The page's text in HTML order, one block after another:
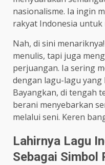
nasionalisme. Ia ingin
rakyat Indonesia untuk
Nah, di sini
menulis, tapi juga
perjuangan. Ia sering
dengan lagu-lagu
Bayangkan, di tengah
berani menyebarkan
melalui seni. Keren
Lahirnya Lagu
Sebagai Simbol